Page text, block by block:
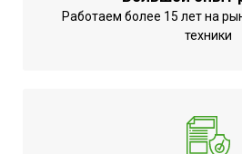
Срок службы
7
Работаем более 15 лет на
техники